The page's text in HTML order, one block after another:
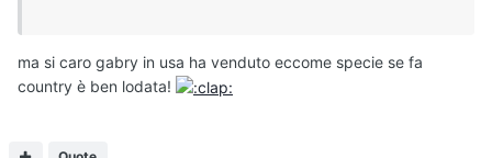
ma si caro gabry in usa ha venduto eccome specie se fa
country è ben lodata!